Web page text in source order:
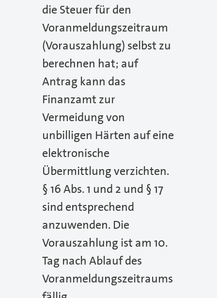
die Steuer für den
Voranmeldungszeitraum
(Vorauszahlung) selbst zu
berechnen hat; auf
Antrag kann das
Finanzamt zur
Vermeidung von
unbilligen Härten auf eine
elektronische
Übermittlung verzichten.
§ 16 Abs. 1 und 2 und § 17
sind entsprechend
anzuwenden. Die
Vorauszahlung ist am 10.
Tag nach Ablauf des
Voranmeldungszeitraums